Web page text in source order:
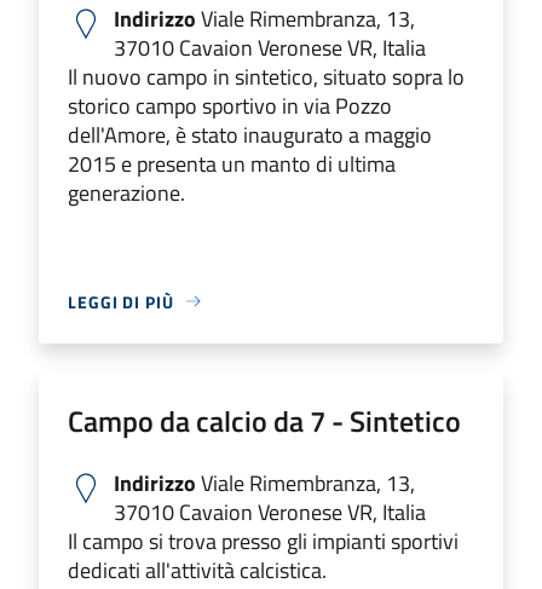
IndirizzoViale Rimembranza, 13,
37010 Cavaion Veronese VR, Italia
Il nuovo campo in sintetico, situato sopra lo
storico campo sportivo in via Pozzo
dell'Amore, è stato inaugurato a maggio
2015 e presenta un manto di ultima
generazione.
LEGGI DI PIÙ
Campo da calcio da 7 - Sintetico
IndirizzoViale Rimembranza, 13,
37010 Cavaion Veronese VR, Italia
Il campo si trova presso gli impianti sportivi
dedicati all'attività calcistica.